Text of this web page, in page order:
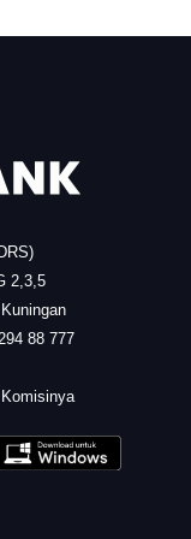
2,3,5
88 777